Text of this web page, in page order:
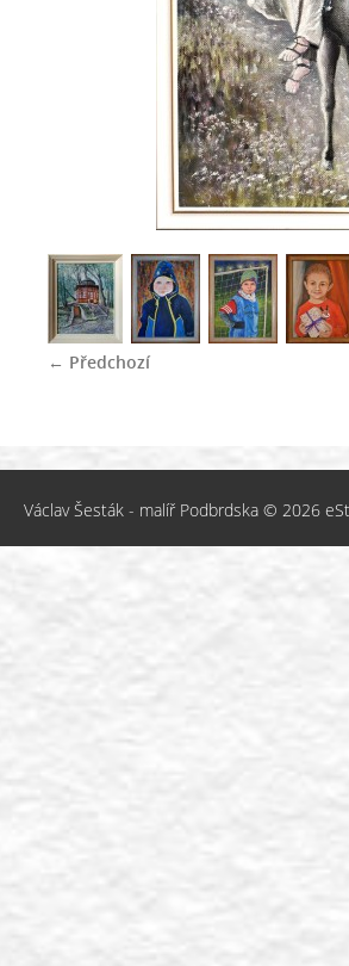
← Předchozí
Václav Šesták - malíř Podbrdska © 2026